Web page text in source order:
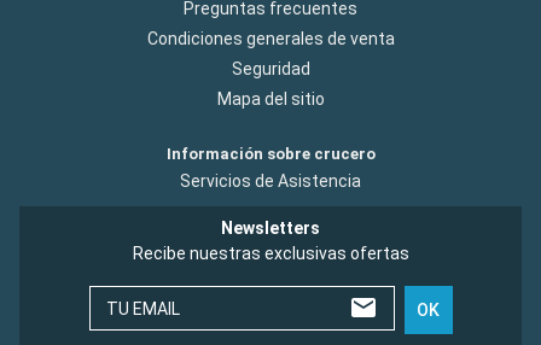
Preguntas frecuentes
Condiciones generales de venta
Seguridad
Mapa del sitio
Información sobre crucero
Servicios de Asistencia
Newsletters
Recibe nuestras exclusivas ofertas
TU EMAIL OK